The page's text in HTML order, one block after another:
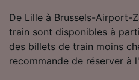
De Lille à Brussels-Airport-
train sont disponibles à
des billets de train moins
recommande de réserver à